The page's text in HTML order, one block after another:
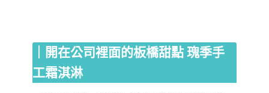
｜開在公司裡面的板橋甜點 瑰季手
工霜淇淋